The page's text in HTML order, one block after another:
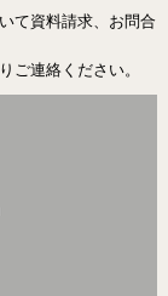
て資料請求、お問合
ご連絡ください。